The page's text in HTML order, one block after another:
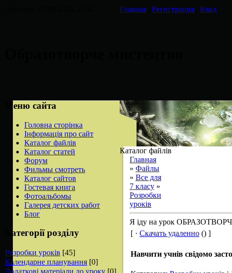
Главная Регистрация Вход
Меню сайта
Головна сторінка
Інформація про сайт
Каталог файлів
Каталог статей
Форум
Фильмы смотреть
Каталог сайтов
Гостевая книга
Фотоальбомы
Галерея детских работ
Блог
Категорії розділу
Розробки уроків [45]
Календарне планування [0]
Каталог файлів
Главная
» Файлы
» Все для
7 класу »
Розробки
уроків
Я іду на урок
[ · Скачать удаленно () ]
Навчити учнів свідомо